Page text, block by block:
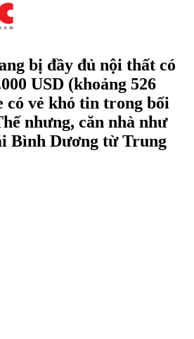
bị đầy đủ nội thất có
USD (khoảng 526
có vẻ khó tin trong bối
nhưng, căn nhà như
Bình Dương từ Trung